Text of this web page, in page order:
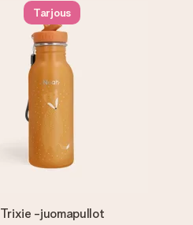
Tarjous
Trixie -juomapullot